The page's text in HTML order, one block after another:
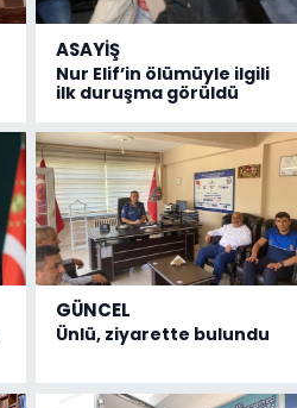
ASAYİŞ
Nur Elif’in ölümüyle ilgili
ilk duruşma görüldü
GÜNCEL
Ünlü, ziyarette bulundu